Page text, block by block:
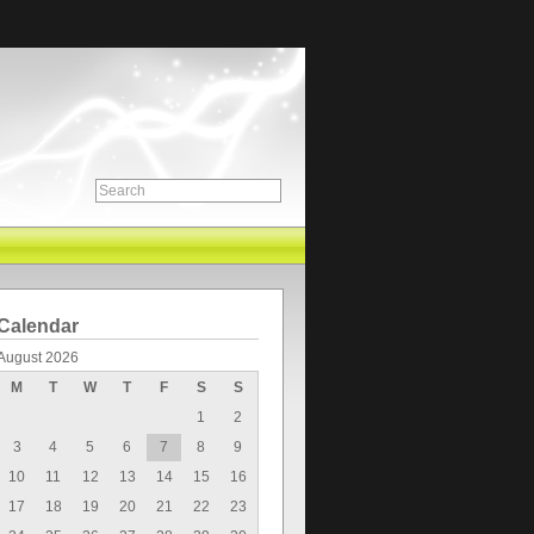
2026
M
T W T F S
S
1
2
3
4 5 6 7 8
9
10
11 12 13 14 15
16
17
18 19 20 21 22
23